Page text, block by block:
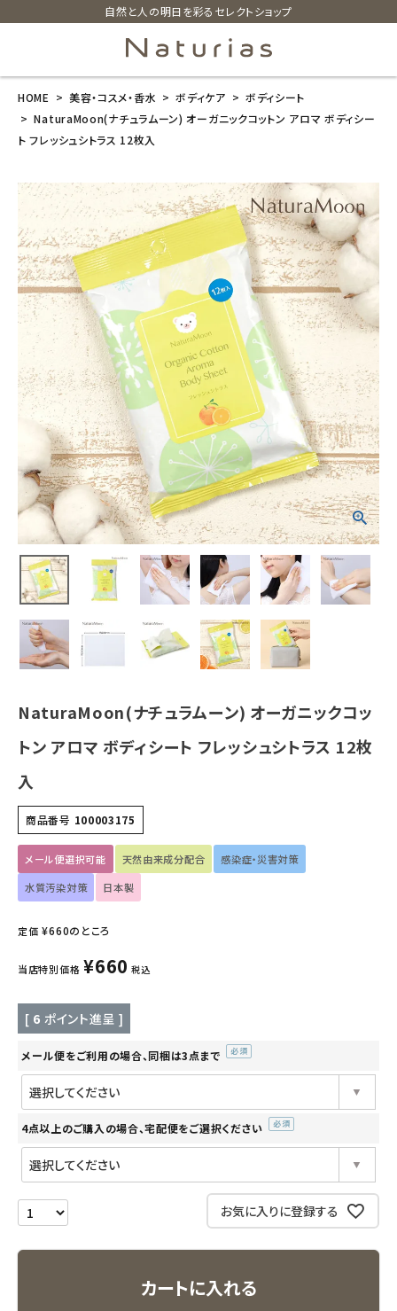
自然と人の明日を彩るセレクトショップ
search
NaturaMoon
(ナチュラムー
ン) オーガニッ
クコットン アロ
マ ボディシート
フレッシュシト
ラス 12枚入
(税込)
ホーム
新商品
カテゴリーから探す
美容・コスメ・香水
衛生用品
日用品雑貨
フェムケア
インナー・下着・ナイトウェア
キッズ・ベビー・マタニティ
キッチン用品
フード・ドリンク
定期購入
オリジナルブランド
ナチュラムーン
エコリュクス
エコメイト
ナチュラプラス
HOME 美容・コスメ・香水 ボディケア
ボディシート
NaturaMoon(ナチュラムーン) オーガニックコットン アロマ ボディシー
ト フレッシュシトラス 12枚入
NaturaMoon(ナチュラムーン) オーガニックコッ
トン アロマ ボディシート フレッシュシトラス 12枚
入
商品番号 100003175
メール便選択可能 天然由来成分配合
感染症・災害対策
水質汚染対策
日本製
定価 ¥660のところ
当店特別価格 ¥660 税込
[ 6 ポイント進呈 ]
メール便をご利用の場合、同梱は3点まで
4点以上のご購入の場合、宅配便をご選択ください
お気に入りに登録する
カートに入れる